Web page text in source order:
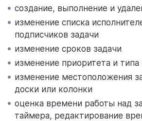
создание, выполнение и
изменение списка
подписчиков задачи
изменение сроков задачи
изменение приоритета и типа
изменение местоположения
доски или колонки
оценка времени работы над
таймера, редактирование